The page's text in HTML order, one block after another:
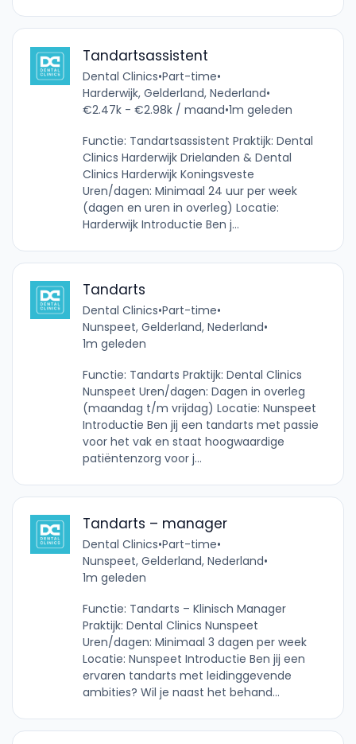
Tandartsassistent
Dental Clinics•Part-time•
Harderwijk, Gelderland, Nederland•
€2.47k - €2.98k / maand•1m geleden
Functie: Tandartsassistent Praktijk: Dental
Clinics Harderwijk Drielanden & Dental
Clinics Harderwijk Koningsveste
Uren/dagen: Minimaal 24 uur per week
(dagen en uren in overleg) Locatie:
Harderwijk Introductie Ben j...
Tandarts
Dental Clinics•Part-time•
Nunspeet, Gelderland, Nederland•
1m geleden
Functie: Tandarts Praktijk: Dental Clinics
Nunspeet Uren/dagen: Dagen in overleg
(maandag t/m vrijdag) Locatie: Nunspeet
Introductie Ben jij een tandarts met passie
voor het vak en staat hoogwaardige
patiëntenzorg voor j...
Tandarts – manager
Dental Clinics•Part-time•
Nunspeet, Gelderland, Nederland•
1m geleden
Functie: Tandarts – Klinisch Manager
Praktijk: Dental Clinics Nunspeet
Uren/dagen: Minimaal 3 dagen per week
Locatie: Nunspeet Introductie Ben jij een
ervaren tandarts met leidinggevende
ambities? Wil je naast het behand...